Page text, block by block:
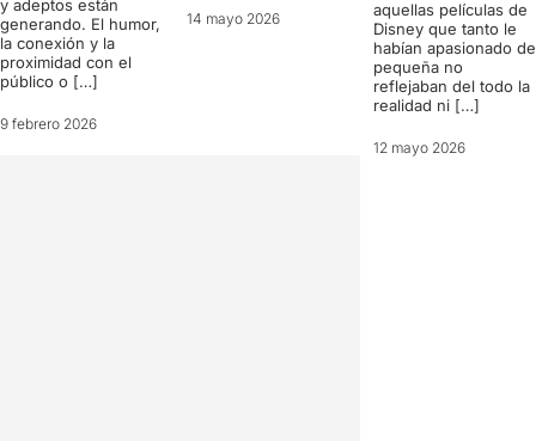
y adeptos están
generando. El humor,
la conexión y la
proximidad con el
público o […]
9 febrero 2026
14 mayo 2026
aquellas películas de
Disney que tanto le
habían apasionado de
pequeña no
reflejaban del todo la
realidad ni […]
12 mayo 2026